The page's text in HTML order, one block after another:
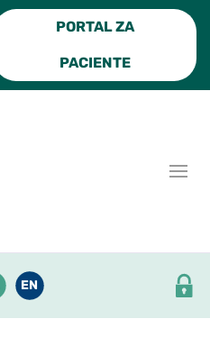
PORTAL ZA
PACIENTE
EN